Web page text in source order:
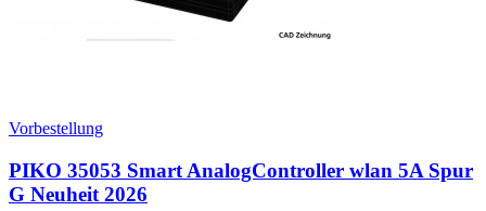
Vorbestellung
PIKO 35053 Smart AnalogController wlan 5A Spur
G Neuheit 2026